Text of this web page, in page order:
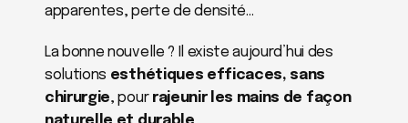
apparentes, perte de densité…
La bonne nouvelle ? Il existe aujourd’hui des
solutions esthétiques efficaces, sans
chirurgie, pour rajeunir les mains de façon